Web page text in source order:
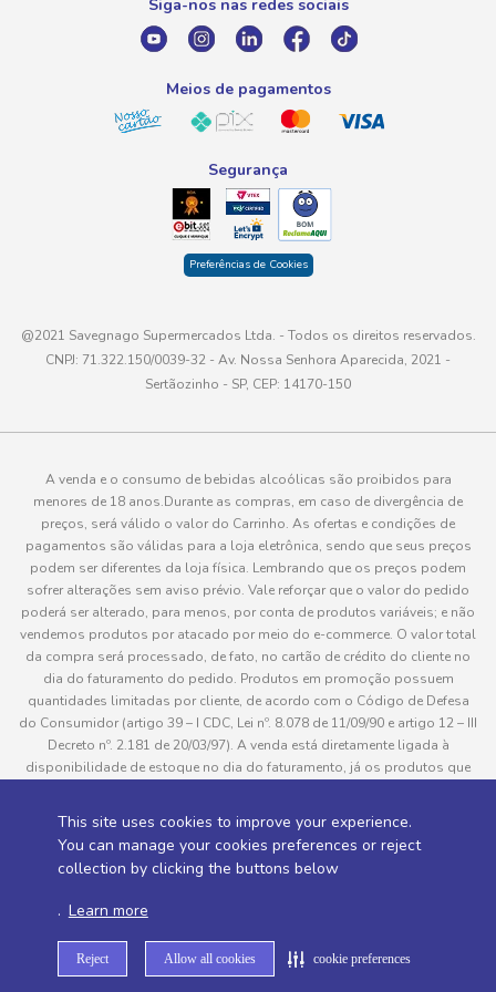
This site uses cookies to improve your experience.
You can manage your cookies preferences or reject
collection by clicking the buttons below
. Learn more
Reject Allow all cookies cookie preferences
atendimento@savegnago.com.br
Siga-nos nas redes sociais
Meios de pagamentos
Segurança
Preferências de Cookies
@2021 Savegnago Supermercados Ltda. - Todos os direitos reservados.
CNPJ: 71.322.150/0039-32 - Av. Nossa Senhora Aparecida, 2021 -
Sertãozinho - SP, CEP: 14170-150
A venda e o consumo de bebidas alcoólicas são proibidos para
menores de 18 anos.Durante as compras, em caso de divergência de
preços, será válido o valor do Carrinho. As ofertas e condições de
pagamentos são válidas para a loja eletrônica, sendo que seus preços
podem ser diferentes da loja física. Lembrando que os preços podem
sofrer alterações sem aviso prévio. Vale reforçar que o valor do pedido
poderá ser alterado, para menos, por conta de produtos variáveis; e não
vendemos produtos por atacado por meio do e-commerce. O valor total
da compra será processado, de fato, no cartão de crédito do cliente no
dia do faturamento do pedido. Produtos em promoção possuem
quantidades limitadas por cliente, de acordo com o Código de Defesa
do Consumidor (artigo 39 – I CDC, Lei nº. 8.078 de 11/09/90 e artigo 12 – III
Decreto nº. 2.181 de 20/03/97). A venda está diretamente ligada à
disponibilidade de estoque no dia do faturamento, já os produtos que
pedido do cliente, este não será entregue e o valor do item não será
cobrado. As fotos dos produtos no site são ilustrativas, podendo haver
divergência com o produto real e todos os pedidos estão sujeitos à
consultadas em “Política de Entregas”
Desenvolvido por